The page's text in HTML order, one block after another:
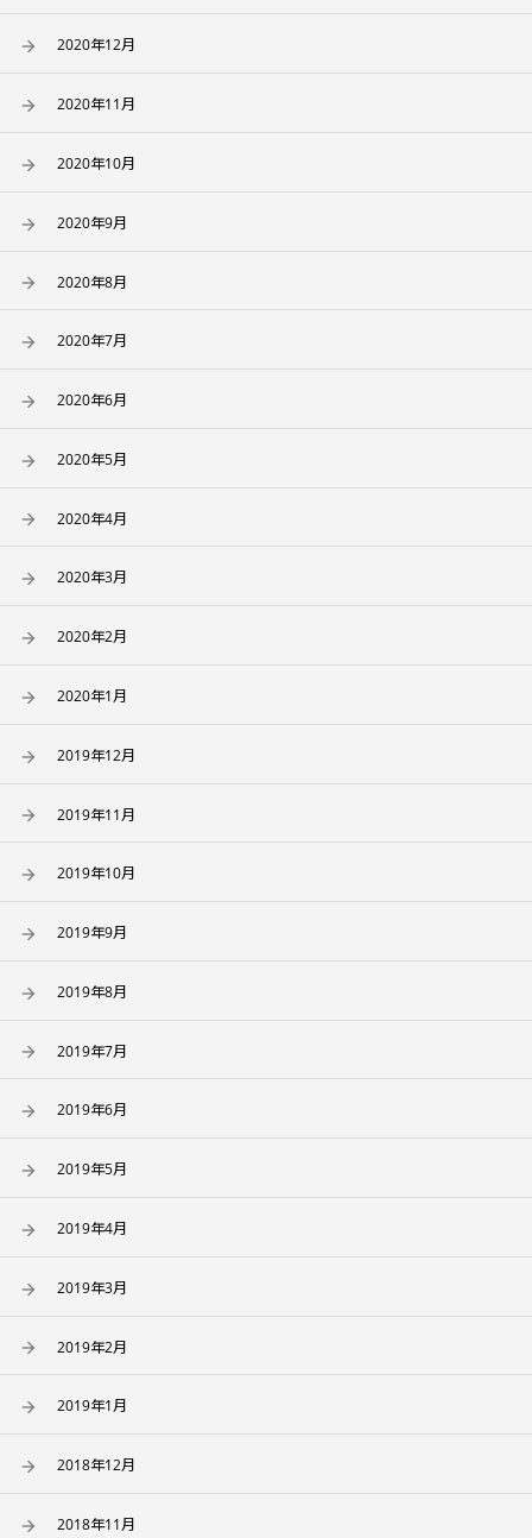
2020年12月
2020年11月
2020年10月
2020年9月
2020年8月
2020年7月
2020年6月
2020年5月
2020年4月
2020年3月
2020年2月
2020年1月
2019年12月
2019年11月
2019年10月
2019年9月
2019年8月
2019年7月
2019年6月
2019年5月
2019年4月
2019年3月
2019年2月
2019年1月
2018年12月
2018年11月